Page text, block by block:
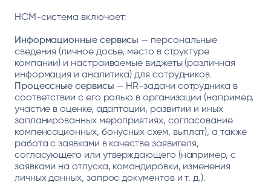
HCM-система включает:
Информационные сервисы — персональные
сведения (личное досье, место в структуре
компании) и настраиваемые виджеты (различная
информация и аналитика) для сотрудников.
Процессные сервисы — HR-задачи сотрудника в
соответствии с его ролью в организации (например,
участие в оценке, адаптации, развитии и иных
запланированных мероприятиях, согласование
компенсационных, бонусных схем, выплат), а также
работа с заявками в качестве заявителя,
согласующего или утверждающего (например, с
заявками на отпуска, командировки, изменения
личных данных, запрос документов и т. д.).